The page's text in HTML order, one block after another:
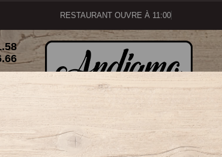
RESTAURANT OUVRE À 11:0